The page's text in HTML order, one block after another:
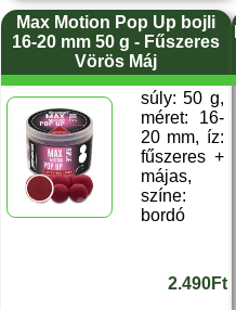
Max Motion Pop Up bojli
16-20 mm 50 g - Fűszeres
Vörös Máj
súly: 50 g,
méret: 16-
20 mm, íz:
fűszeres +
májas,
színe:
bordó
2.490Ft